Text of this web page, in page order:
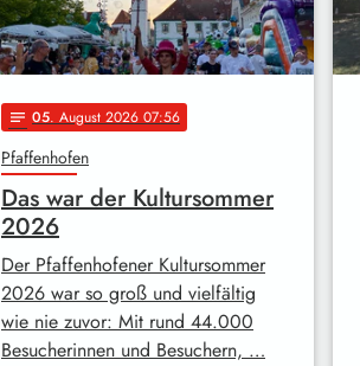
notes 05. August 2026 07:56
Pfaffenhofen
Das war der Kultursommer
2026
Der Pfaffenhofener Kultursommer
2026 war so groß und vielfältig
wie nie zuvor: Mit rund 44.000
Besucherinnen und Besuchern, …